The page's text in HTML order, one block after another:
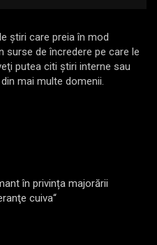
ştiri care preia în mod
de încredere pe care le
putea citi ştiri interne sau
mai multe domenii.
în privința majorării
cuiva“